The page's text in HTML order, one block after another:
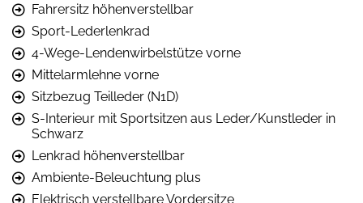
Fahrersitz höhenverstellbar
Sport-Lederlenkrad
4-Wege-Lendenwirbelstütze vorne
Mittelarmlehne vorne
Sitzbezug Teilleder (N1D)
S-Interieur mit Sportsitzen aus Leder/Kunstleder in
Schwarz
Lenkrad höhenverstellbar
Ambiente-Beleuchtung plus
Elektrisch verstellbare Vordersitze